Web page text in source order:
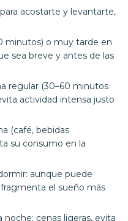
acostarte y levantarte,
minutos) o muy tarde en
sea breve y antes de las
regular (30–60 minutos
actividad intensa justo
(café, bebidas
su consumo en la
aunque puede
el sueño más
noche: cenas ligeras, evita